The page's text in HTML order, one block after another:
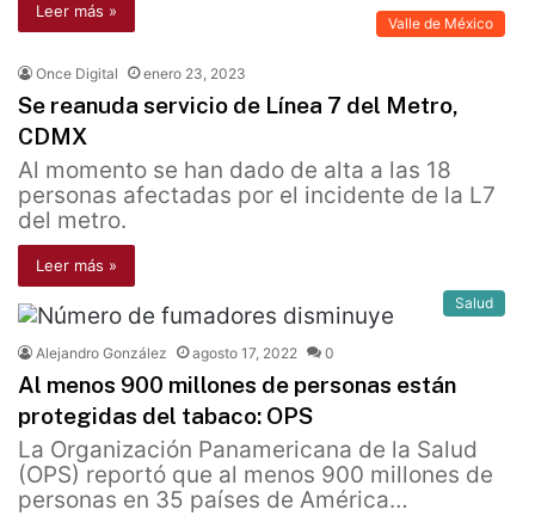
Leer más »
Valle de México
Once Digital enero 23, 2023
Se reanuda servicio de Línea 7 del Metro,
CDMX
Al momento se han dado de alta a las 18
personas afectadas por el incidente de la L7
del metro.
Leer más »
Salud
Alejandro González agosto 17, 2022 0
Al menos 900 millones de personas están
protegidas del tabaco: OPS
La Organización Panamericana de la Salud
(OPS) reportó que al menos 900 millones de
personas en 35 países de América…